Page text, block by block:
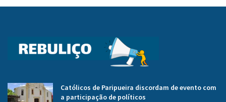
Católicos de Paripueira discordam de evento com
a participação de políticos